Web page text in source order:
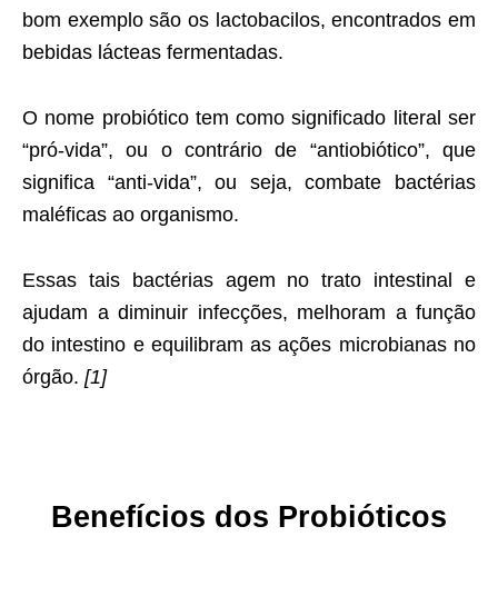
bom exemplo são os lactobacilos, encontrados em
bebidas lácteas fermentadas.
O nome probiótico tem como significado literal ser
“pró-vida”, ou o contrário de “antiobiótico”, que
significa “anti-vida”, ou seja, combate bactérias
maléficas ao organismo.
Essas tais bactérias agem no trato intestinal e
ajudam a diminuir infecções, melhoram a função
do intestino e equilibram as ações microbianas no
órgão. [1]
Benefícios dos Probióticos